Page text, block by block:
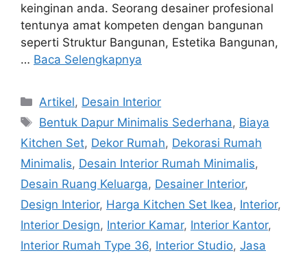
keinginan anda. Seorang desainer profesional
tentunya amat kompeten dengan bangunan
seperti Struktur Bangunan, Estetika Bangunan,
… Baca Selengkapnya
Artikel, Desain Interior
Bentuk Dapur Minimalis Sederhana, Biaya
Kitchen Set, Dekor Rumah, Dekorasi Rumah
Minimalis, Desain Interior Rumah Minimalis,
Desain Ruang Keluarga, Desainer Interior,
Design Interior, Harga Kitchen Set Ikea, Interior,
Interior Design, Interior Kamar, Interior Kantor,
Interior Rumah Type 36, Interior Studio, Jasa